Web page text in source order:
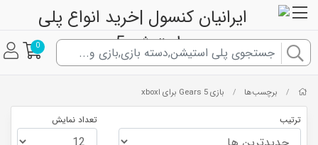
0
/ برچسب‌ها / بازی Gears 5 برای اxbox
ترتیب تعداد نمایش